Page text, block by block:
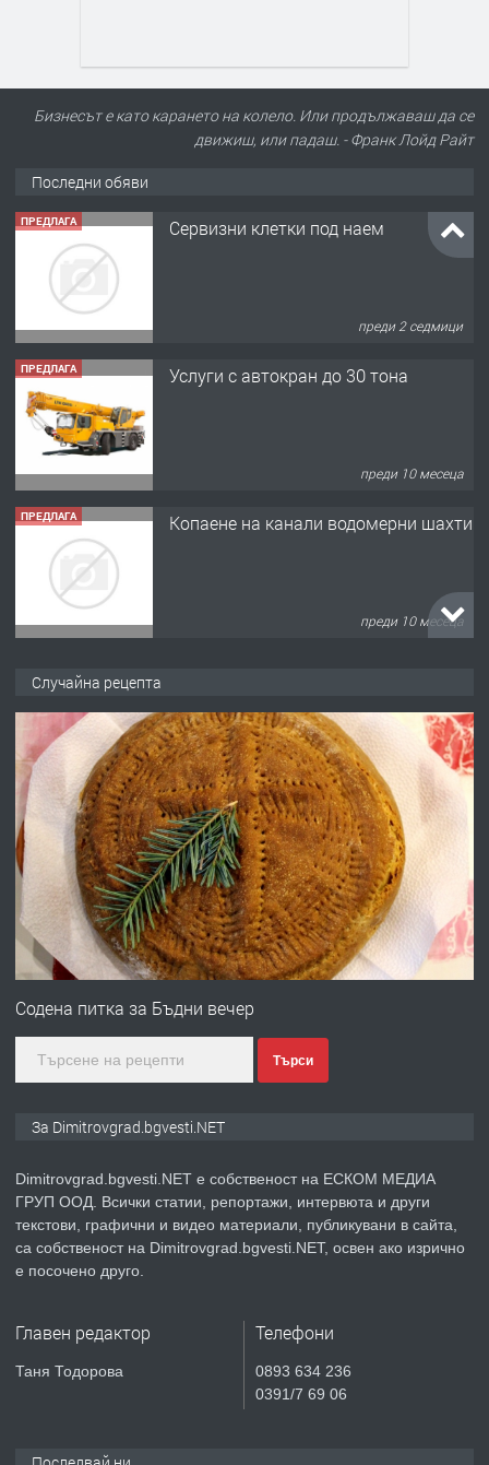
Бизнесът е като карането на колело. Или продължаваш да се
движиш, или падаш. - Франк Лойд Райт
Последни обяви
ПРЕДЛАГА Сервизни клетки под наем
преди 2 седмици
ПРЕДЛАГА Услуги с автокран до 30 тона
преди 10 месеца
ПРЕДЛАГА Копаене на канали водомерни шахти
преди 10 месеца
преди 11 месеца
ПРЕДЛАГА
Отпушване на канали тоалетни
вертикални щрангове
преди 11 месеца
ПРЕДЛАГА Онлайн магазин за всички!
преди 2 месеца
ПРЕДЛАГА Къща в Странско
Професионални курсове
Случайна рецепта
Содена питка за Бъдни вечер
Търси
За Dimitrovgrad.bgvesti.NET
Dimitrovgrad.bgvesti.NET е собственост на ЕСКОМ МЕДИА
ГРУП ООД. Всички статии, репортажи, интервюта и други
текстови, графични и видео материали, публикувани в сайта,
са собственост на Dimitrovgrad.bgvesti.NET, освен ако изрично
е посочено друго.
Главен редактор
Таня Тодорова
Телефони
0893 634 236
0391/7 69 06